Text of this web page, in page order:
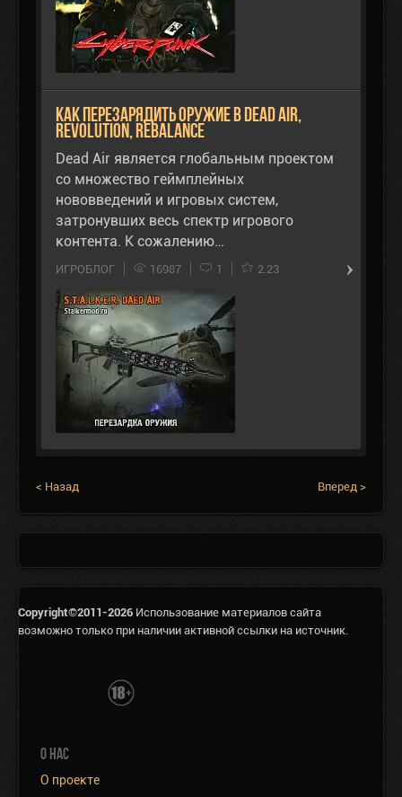
Как перезарядить оружие в Dead Air,
Revolution, Rebalance
Dead Air является глобальным проектом
со множество геймплейных
нововведений и игровых систем,
затронувших весь спектр игрового
контента. К сожалению…
ИГРОБЛОГ 16987 1 2.23
< Назад Вперед >
Copyright©2011-2026 Использование материалов сайта
возможно только при наличии активной ссылки на источник.
О НАС
О проекте